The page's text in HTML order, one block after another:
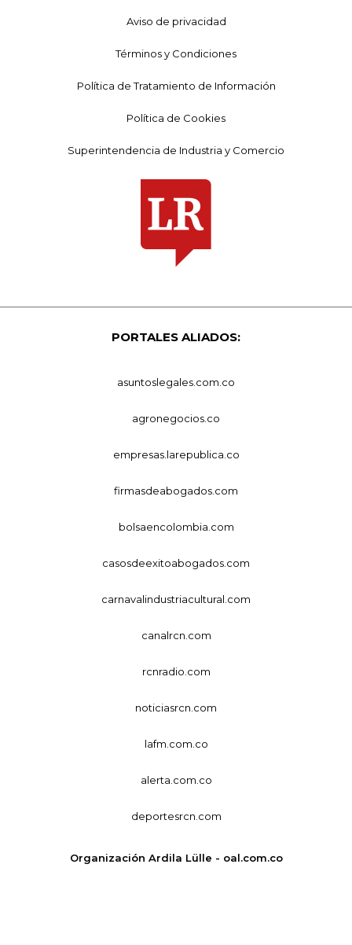
Aviso de privacidad
Términos y Condiciones
Política de Tratamiento de Información
Política de Cookies
Superintendencia de Industria y Comercio
PORTALES ALIADOS:
asuntoslegales.com.co
agronegocios.co
empresas.larepublica.co
firmasdeabogados.com
bolsaencolombia.com
casosdeexitoabogados.com
carnavalindustriacultural.com
canalrcn.com
rcnradio.com
noticiasrcn.com
lafm.com.co
alerta.com.co
deportesrcn.com
Organización Ardila Lülle - oal.com.co